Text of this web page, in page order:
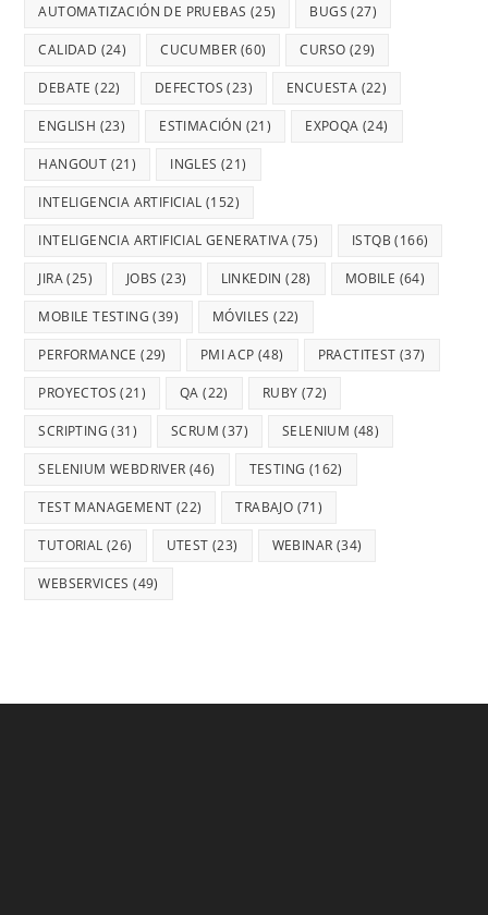
AUTOMATIZACIÓN DE PRUEBAS (25) BUGS (27)
CALIDAD (24) CUCUMBER (60) CURSO (29)
DEBATE (22) DEFECTOS (23) ENCUESTA (22)
ENGLISH (23) ESTIMACIÓN (21) EXPOQA (24)
HANGOUT (21) INGLES (21)
INTELIGENCIA ARTIFICIAL (152)
INTELIGENCIA ARTIFICIAL GENERATIVA(75) ISTQB (166)
JIRA(25) JOBS (23) LINKEDIN (28) MOBILE (64)
MOBILE TESTING (39) MÓVILES (22)
PERFORMANCE (29) PMI ACP (48) PRACTITEST (37)
PROYECTOS (21) QA (22) RUBY (72)
SCRIPTING (31) SCRUM (37) SELENIUM (48)
SELENIUM WEBDRIVER (46) TESTING (162)
TEST MANAGEMENT (22) TRABAJO (71)
TUTORIAL (26) UTEST (23) WEBINAR (34)
WEBSERVICES (49)